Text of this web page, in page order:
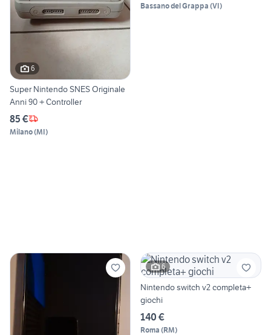
6
Super Nintendo SNES Originale
Anni 90 + Controller
85 €
Milano(MI)
Bassano del Grappa (VI)
6
Nintendo switch v2 completa+
giochi
140 €
Roma (RM)